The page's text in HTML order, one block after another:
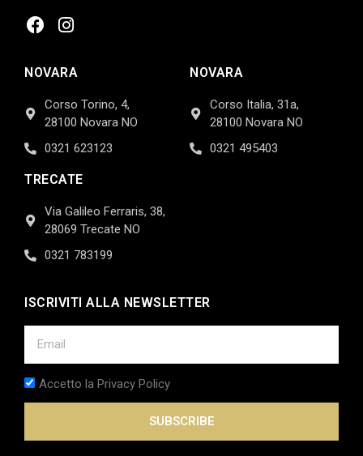
NOVARA
Corso Torino, 4,
28100 Novara NO
0321 623123
NOVARA
Corso Italia, 31a,
28100 Novara NO
0321 495403
TRECATE
Via Galileo Ferraris, 38,
28069 Trecate NO
0321 783199
ISCRIVITI ALLA NEWSLETTER
Accetto la Privacy Policy
SUBSCRIBE